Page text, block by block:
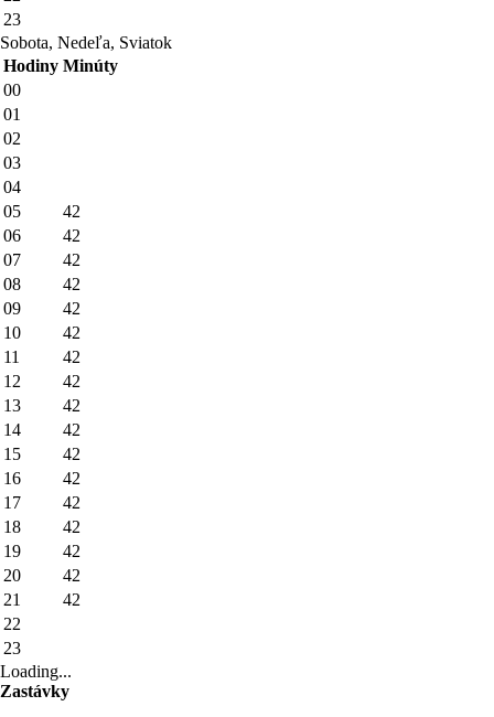
23
Sobota, Nedeľa, Sviatok
Hodiny Minúty
00
01
02
03
04
05
42
06
42
07
42
08
42
09
42
10
42
11
42
12
42
13
42
14
42
15
42
16
42
17
42
18
42
19
42
20
42
21
42
22
23
Loading...
Zastávky